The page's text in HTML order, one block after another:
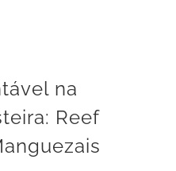
na
Reef